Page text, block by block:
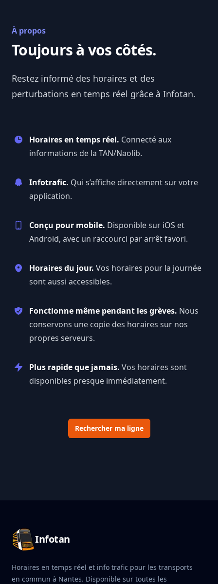
À propos
Toujours à vos côtés.
Restez informé des horaires et des
perturbations en temps réel grâce à Infotan.
Horaires en temps réel. Connecté aux
informations de la TAN/Naolib.
Infotrafic. Qui s’affiche directement sur votre
application.
Conçu pour mobile. Disponible sur iOS et
Android, avec un raccourci par arrêt favori.
Horaires du jour. Vos horaires pour la journée
sont aussi accessibles.
Fonctionne même pendant les grèves. Nous
conservons une copie des horaires sur nos
propres serveurs.
Plus rapide que jamais. Vos horaires sont
disponibles presque immédiatement.
Rechercher ma ligne
Infotan
Horaires en temps réel et info trafic pour les transports
en commun à Nantes. Disponible sur toutes les